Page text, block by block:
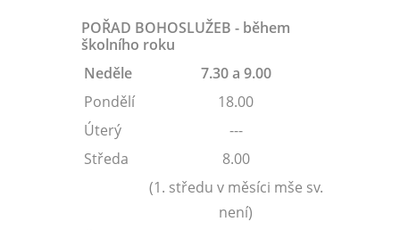
POŘAD BOHOSLUŽEB - během
školního roku
Neděle
7.30 a 9.00
Pondělí
18.00
Úterý
---
Středa
8.00
(1. středu v měsíci mše sv.
není)